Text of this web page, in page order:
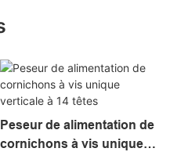
Peseuse Multihead de
alimentation de pâtes de